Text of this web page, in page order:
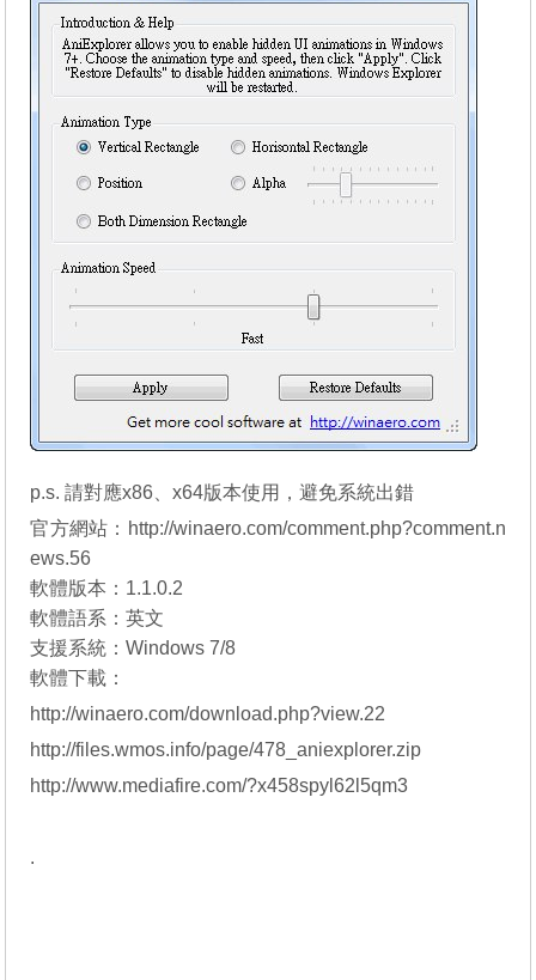
p.s. 請對應x86、x64版本使用，避免系統出錯
官方網站： http://winaero.com/comment.php?comment.n
ews.56
軟體版本：1.1.0.2
軟體語系：英文
支援系統：Windows 7/8
軟體下載：
http://winaero.com/download.php?view.22
http://files.wmos.info/page/478_aniexplorer.zip
http://www.mediafire.com/?x458spyl62l5qm3
.